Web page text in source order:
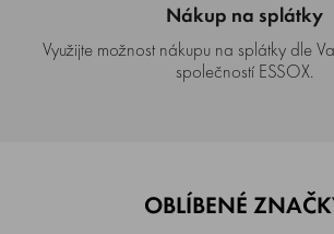
Nákup na splátky
Využijte možnost nákupu na splátky dle
společností ESSOX.
OBLÍBENÉ